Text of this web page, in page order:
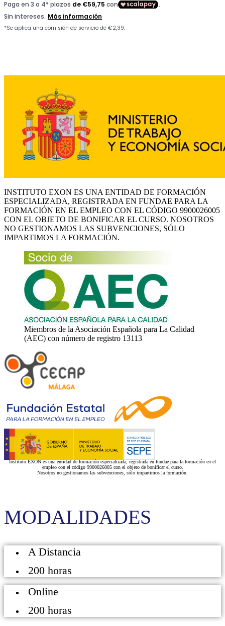
INSTITUTO EXON ES UNA ENTIDAD DE FORMACIÓN
ESPECIALIZADA, REGISTRADA EN FUNDAE PARA LA
FORMACIÓN EN EL EMPLEO CON EL CÓDIGO 9900026005
CON EL OBJETO DE BONIFICAR EL CURSO. NOSOTROS
NO GESTIONAMOS LAS SUBVENCIONES, SÓLO
IMPARTIMOS LA FORMACIÓN.
Miembros de la Asociación Española para La Calidad
(AEC) con número de registro 13113
Instituto EXON es una entidad de formación especializada, registrada en fundae para la formación en el
empleo con el código 9900026005 con el objeto de bonificar el curso.
Nosotros no gestionamos las subvenciones, sólo impartimos la formación.
MODALIDADES
A Distancia
200 horas
Online
200 horas